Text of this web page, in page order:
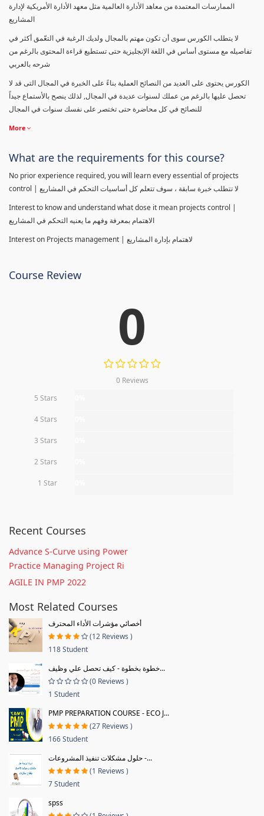
الممارسات المعتمدة من معاهد الأدارة العالمية مثل معهد الأدارة الأمريكية لإدارة
المشاريع
لا يتطلب الكورس سوى أن تكون مهتم بالمجال ولديك الرغبة في التعّمق أكثر في
تفاصيله مع مستوى أساس في اللغة الإنجليزية حتى تستطيع قراءة المحتوى بالرغم من
شرحه بالعربي
الكورس يحتوى على العديد من النصائح العملية بناءً على الخبرة في المجال التى قد لا
تحصل عليها بالرغم من عملك لسنوات عديدة في المجال, لذلك ينصح بالأستماع جيداً
للنصائح في كل محاضرة حتى تختصر على نفسك سنوات في المجال
More
What are the requirements for this course?
No prior experience required, you will learn every essential of projects
control | لا تتطلب خبرة سابقة ، سوف تتعلم كل أساسيات التحكم في المشاريع
Interest to know and understand what dose it mean projects control |
الاهتمام بمعرفة وفهم ما يعنيه التحكم في المشاريع
Interest on Projects management | لاهتمام بإدارة المشاريع
Course Review
0
0 Reviews
5 Stars
4 Stars
3 Stars
2 Stars
1 Star
Recent Courses
Advance S-Curve using Power
Practice Managing Project Ri
AGILE IN PMP 2022
Most Related Courses
أخصائي مؤشرات الأداء المحترف
(12 Reviews )
118 Student
خطوة بخطوة - كيف تحصل علي وظيف...
(0 Reviews )
1 Student
PMP PREPARATION COURSE - ECO J...
(27 Reviews )
166 Student
حلول مشكلات تنفيذ المشروعات -...
(1 Reviews )
7 Student
spss